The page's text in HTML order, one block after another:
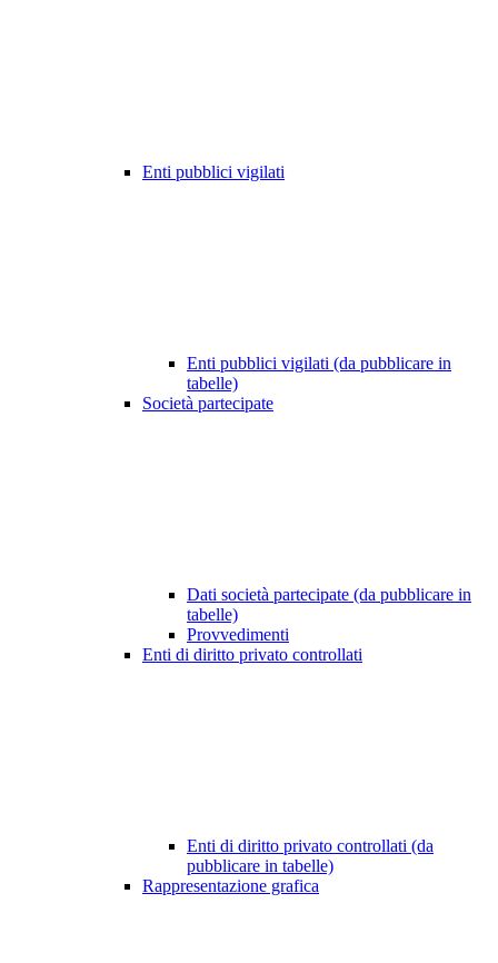
Enti pubblici vigilati
Enti pubblici vigilati (da pubblicare in
tabelle)
Società partecipate
Dati società partecipate (da pubblicare in
tabelle)
Provvedimenti
Enti di diritto privato controllati
Enti di diritto privato controllati (da
pubblicare in tabelle)
Rappresentazione grafica